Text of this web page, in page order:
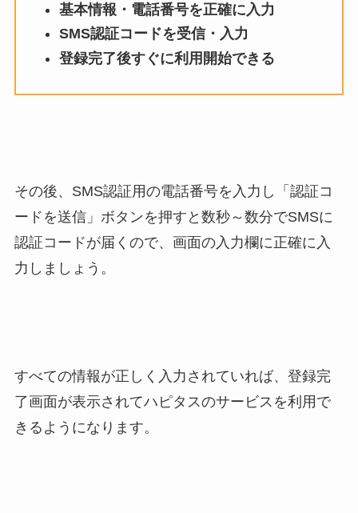
基本情報・電話番号を正確に入力
SMS認証コードを受信・入力
登録完了後すぐに利用開始できる
その後、SMS認証用の電話番号を入力し「認証コ
ードを送信」ボタンを押すと数秒～数分でSMSに
認証コードが届くので、画面の入力欄に正確に入
力しましょう。
すべての情報が正しく入力されていれば、登録完
了画面が表示されてハピタスのサービスを利用で
きるようになります。